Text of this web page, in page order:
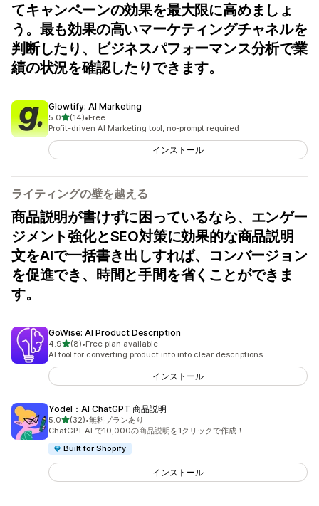
てキャンペーンの効果を最大限に高めましょ
う。最も効果の高いマーケティングチャネルを
判断したり、ビジネスパフォーマンス分析で業
績の状況を確認したりできます。
Glowtify: AI Marketing
5.05つ星中
(14)
合計レビュー数：14件
•Free
Profit-driven AI Marketing tool, no-prompt required
インストール
ライティングの壁を越える
商品説明が書けずに困っているなら、エンゲー
ジメント強化とSEO対策に効果的な商品説明
文をAIで一括書き出しすれば、コンバージョン
を促進でき、時間と手間を省くことができま
す。
GoWise: AI Product Description
4.95つ星中
(8)
合計レビュー数：8件
•Free plan available
AI tool for converting product info into clear descriptions
インストール
Yodel：AI ChatGPT 商品説明
5.05つ星中
(32)
合計レビュー数：32件
•無料プランあり
ChatGPT AI で10,000の商品説明を1クリックで作成！
Built for Shopify
インストール